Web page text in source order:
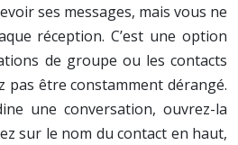
ses messages, mais vous ne
réception. C’est une option
de groupe ou les contacts
pas être constamment dérangé.
une conversation, ouvrez-la
sur le nom du contact en haut,